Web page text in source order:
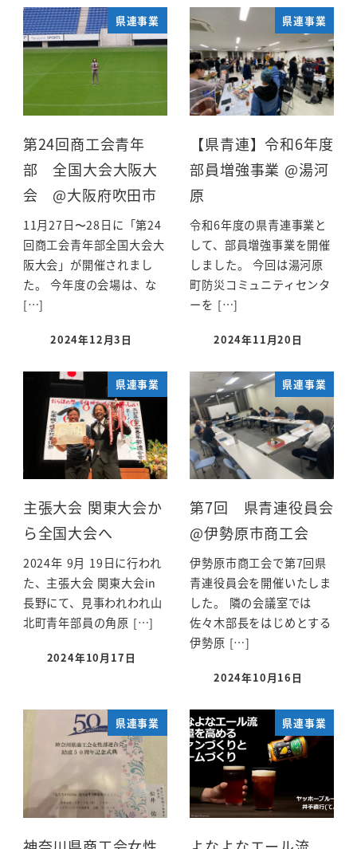
県連事業
第24回商工会青年
部 全国大会大阪大
会 @大阪府吹田市
11月27日〜28日に「第24
回商工会青年部全国大会大
阪大会」が開催されまし
た。 今年度の会場は、な
[…]
2024年12月3日
県連事業
【県青連】令和6年度
部員増強事業 @湯河
原
令和6年度の県青連事業と
して、部員増強事業を開催
しました。 今回は湯河原
町防災コミュニティセンタ
ーを […]
2024年11月20日
県連事業
主張大会 関東大会か
ら全国大会へ
2024年 9月 19日に行われ
た、主張大会 関東大会in
長野にて、見事われわれ山
北町青年部員の角原 […]
2024年10月17日
県連事業
第7回 県青連役員会
@伊勢原市商工会
伊勢原市商工会で第7回県
青連役員会を開催いたしま
した。 隣の会議室では
佐々木部長をはじめとする
伊勢原 […]
2024年10月16日
県連事業 県連事業